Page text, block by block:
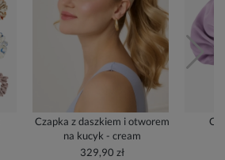
Czapka z daszkiem i otworem
na kucyk - cream
329,90 zł